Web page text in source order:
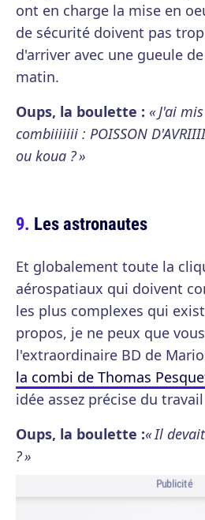
ont en charge la mise en
de sécurité doivent pas
d'arriver avec une gueule
matin.
Oups, la boulette : « J'ai
combiiiiiii : POISSON
ou koua ? »
Les astronautes
Et globalement toute la
aérospatiaux qui doivent
les plus complexes qui
propos, je ne peux que
l'extraordinaire BD de
la combi de Thomas
idée assez précise du
Oups, la boulette :« Il
? »
Publicité